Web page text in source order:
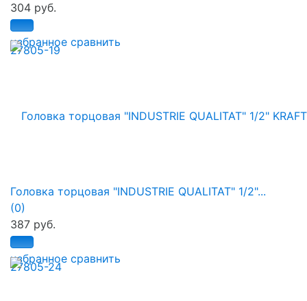
избранное сравнить
304 руб.
избранное сравнить
Головка торцовая "INDUSTRIE QUALITAT" 1/2"...
(0)
387 руб.